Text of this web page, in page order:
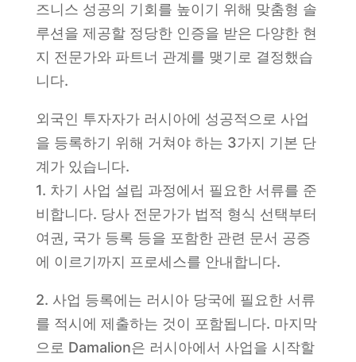
즈니스 성공의 기회를 높이기 위해 맞춤형 솔
루션을 제공할 정당한 인증을 받은 다양한 현
지 전문가와 파트너 관계를 맺기로 결정했습
니다.
외국인 투자자가 러시아에 성공적으로 사업
을 등록하기 위해 거쳐야 하는 3가지 기본 단
계가 있습니다.
1. 차기 사업 설립 과정에서 필요한 서류를 준
비합니다. 당사 전문가가 법적 형식 선택부터
여권, 국가 등록 등을 포함한 관련 문서 공증
에 이르기까지 프로세스를 안내합니다.
2. 사업 등록에는 러시아 당국에 필요한 서류
를 적시에 제출하는 것이 포함됩니다. 마지막
으로 Damalion은 러시아에서 사업을 시작할